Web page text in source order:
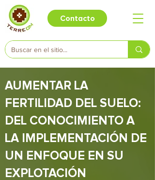
Contacto
AUMENTAR LA
FERTILIDAD DEL SUELO:
DEL CONOCIMIENTO A
LA IMPLEMENTACIÓN DE
UN ENFOQUE EN SU
EXPLOTACIÓN